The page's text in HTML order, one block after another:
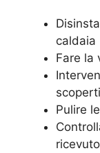
caldaia
Fare la
scoperti
Pulire